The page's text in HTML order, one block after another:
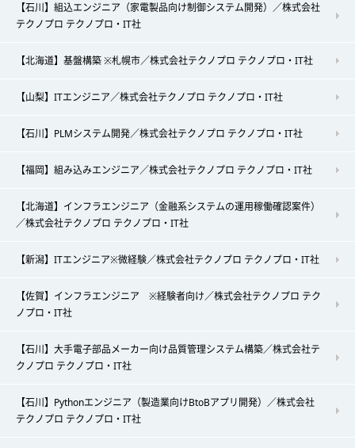
【石川】組込エンジニア（家電製品向け制御システム開発）／株式会社
テクノプロ テクノプロ・IT社
【北海道】基盤構築 ※札幌市／株式会社テクノプロ テクノプロ・IT社
【山梨】ITエンジニア／株式会社テクノプロ テクノプロ・IT社
【石川】PLMシステム開発／株式会社テクノプロ テクノプロ・IT社
【福岡】組み込みエンジニア／株式会社テクノプロ テクノプロ・IT社
【北海道】インフラエンジニア（金融系システムの運用稼働確認案件）
／株式会社テクノプロ テクノプロ・IT社
【新潟】ITエンジニア※微経験／株式会社テクノプロ テクノプロ・IT社
【佐賀】インフラエンジニア ※経験者向け／株式会社テクノプロ テク
ノプロ・IT社
【石川】大手電子部品メーカー向け品質管理システム構築／株式会社テ
クノプロ テクノプロ・IT社
【石川】Pythonエンジニア（製造業向けBtoBアプリ開発）／株式会社
テクノプロ テクノプロ・IT社